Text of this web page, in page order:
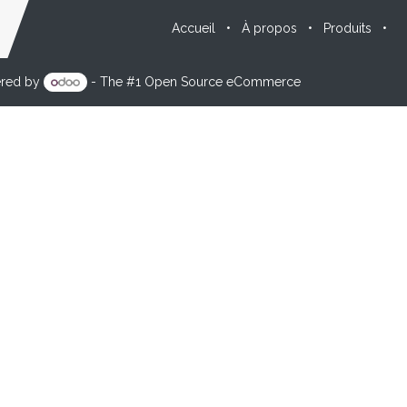
Accueil • À propos • Produits •
by - The #1 Open Source eCommerce